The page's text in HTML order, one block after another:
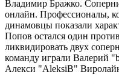
Владимир Бражко.
онлайн. Профессионалы,
динамовцы показали
Попов остался один
ликвидировать двух
команду играли Валерий
Алекси "AleksiB"